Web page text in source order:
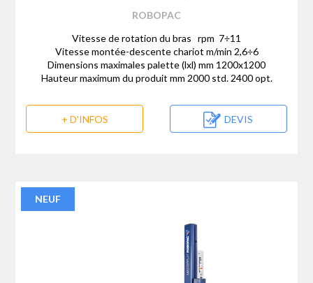
ROBOPAC
Vitesse de rotation du bras rpm 7÷11
Vitesse montée-descente chariot m/min 2,6÷6
Dimensions maximales palette (lxl) mm 1200x1200
Hauteur maximum du produit mm 2000 std. 2400 opt.
+ D'INFOS DEVIS
NEUF